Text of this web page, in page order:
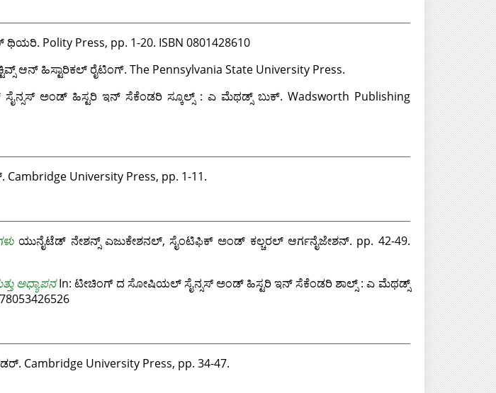
Polity Press, pp. 1-20. ISBN 0801428610
ಆನ್ ಹಿಸ್ಟಾರಿಕಲ್ ರೈಟಿಂಗ್. The Pennsylvania State University Press.
ಅಂಡ್ ಹಿಸ್ಟರಿ ಇನ್ ಸೆಕೆಂಡರಿ ಸ್ಕೂಲ್ಸ್ : ಎ ಮೆಥಡ್ಸ್ ಬುಕ್. Wadsworth Publishing
University Press, pp. 1-11.
ಯುನೈಟೆಡ್ ನೇಶನ್ಸ್ ಎಜುಕೇಶನಲ್, ಸೈಂಟಿಫಿಕ್ ಅಂಡ್ ಕಲ್ಚರಲ್ ಆರ್ಗನೈಜೇಶನ್. pp. 42-49.
ಅಧ್ಯಾಪನIn: ಟೀಚಿಂಗ್ ದ ಸೋಷಿಯಲ್ ಸೈನ್ಸಸ್ ಅಂಡ್ ಹಿಸ್ಟರಿ ಇನ್ ಸೆಕೆಂಡರಿ ಶಾಲ್ಸ್ : ಎ ಮೆಥಡ್ಸ್
Cambridge University Press, pp. 34-47.